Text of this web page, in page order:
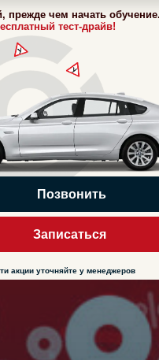
прежде чем начать обучение.
тест-драйв!
акции уточняйте у менеджеров
Позвонить
Записаться